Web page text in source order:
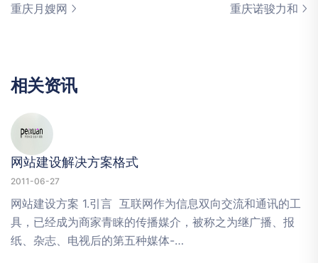
重庆月嫂网 重庆诺骏力和
相关资讯
网站建设解决方案格式
2011-06-27
网站建设方案 1.引言 互联网作为信息双向交流和通讯的工
具，已经成为商家青睐的传播媒介，被称之为继广播、报
纸、杂志、电视后的第五种媒体-…